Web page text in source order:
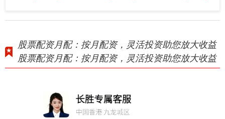
股票配资月配：按月配资，灵活投资助您放大收益
股票配资月配：按月配资，灵活投资助您放大收益